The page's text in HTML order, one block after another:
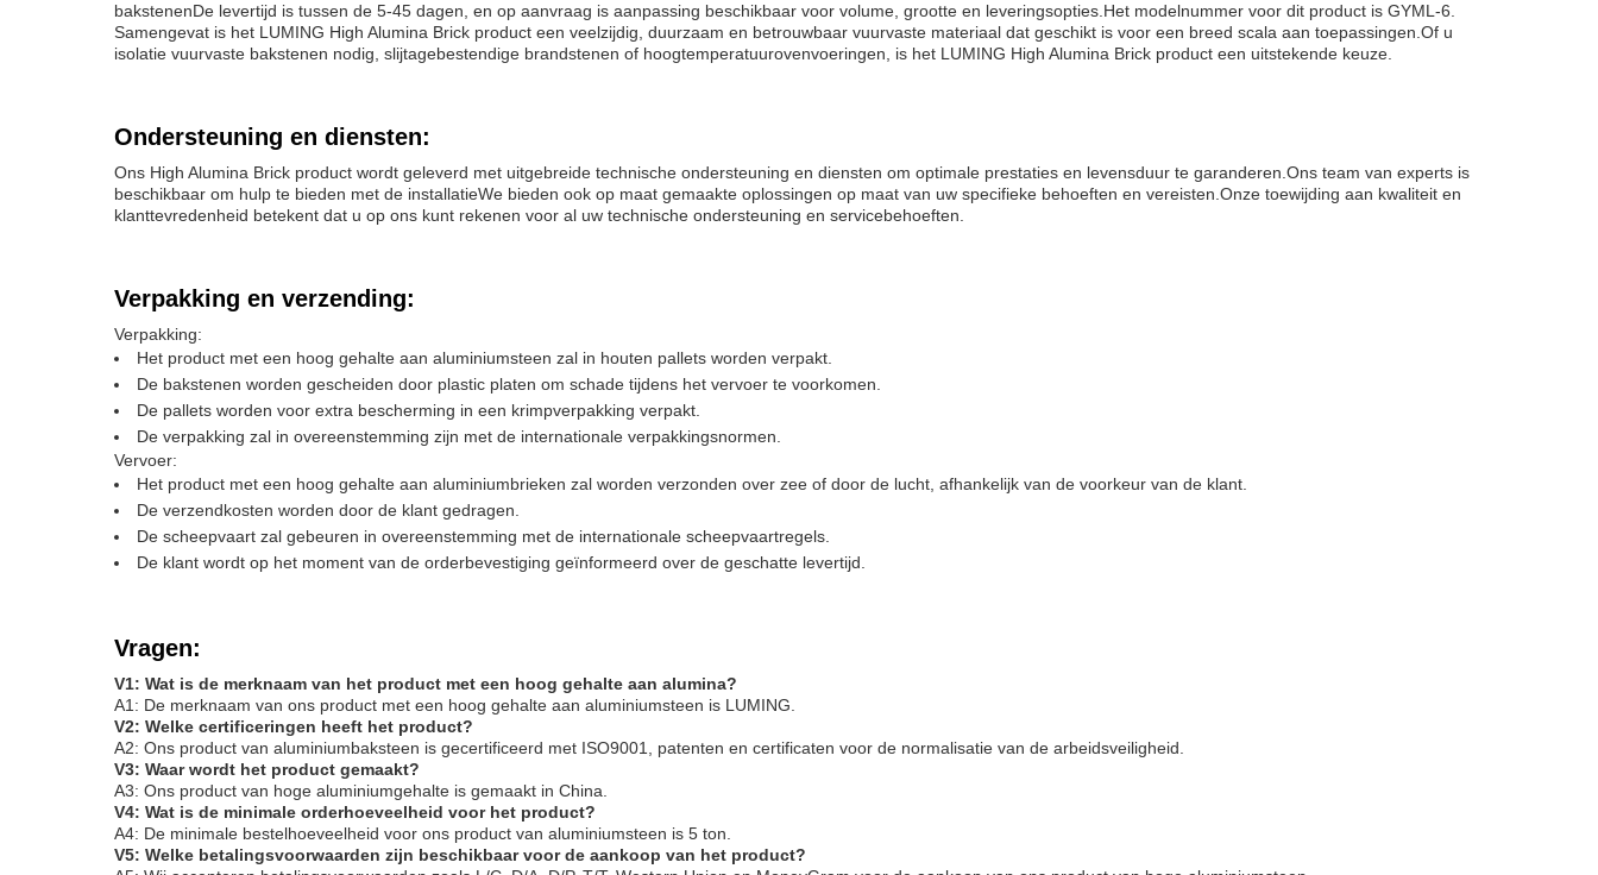
bakstenenDe levertijd is tussen de 5-45 dagen, en op aanvraag is aanpassing beschikbaar voor volume, grootte en leveringsopties.Het modelnummer voor dit product is GYML-6.
Samengevat is het LUMING High Alumina Brick product een veelzijdig, duurzaam en betrouwbaar vuurvaste materiaal dat geschikt is voor een breed scala aan toepassingen.Of u
isolatie vuurvaste bakstenen nodig, slijtagebestendige brandstenen of hoogtemperatuurovenvoeringen, is het LUMING High Alumina Brick product een uitstekende keuze.
Ondersteuning en diensten:
Ons High Alumina Brick product wordt geleverd met uitgebreide technische ondersteuning en diensten om optimale prestaties en levensduur te garanderen.Ons team van experts is
beschikbaar om hulp te bieden met de installatieWe bieden ook op maat gemaakte oplossingen op maat van uw specifieke behoeften en vereisten.Onze toewijding aan kwaliteit en
klanttevredenheid betekent dat u op ons kunt rekenen voor al uw technische ondersteuning en servicebehoeften.
Verpakking en verzending:
Verpakking:
Het product met een hoog gehalte aan aluminiumsteen zal in houten pallets worden verpakt.
De bakstenen worden gescheiden door plastic platen om schade tijdens het vervoer te voorkomen.
De pallets worden voor extra bescherming in een krimpverpakking verpakt.
De verpakking zal in overeenstemming zijn met de internationale verpakkingsnormen.
Vervoer:
Het product met een hoog gehalte aan aluminiumbrieken zal worden verzonden over zee of door de lucht, afhankelijk van de voorkeur van de klant.
De verzendkosten worden door de klant gedragen.
De scheepvaart zal gebeuren in overeenstemming met de internationale scheepvaartregels.
De klant wordt op het moment van de orderbevestiging geïnformeerd over de geschatte levertijd.
Vragen:
V1: Wat is de merknaam van het product met een hoog gehalte aan alumina?
A1: De merknaam van ons product met een hoog gehalte aan aluminiumsteen is LUMING.
V2: Welke certificeringen heeft het product?
A2: Ons product van aluminiumbaksteen is gecertificeerd met ISO9001, patenten en certificaten voor de normalisatie van de arbeidsveiligheid.
V3: Waar wordt het product gemaakt?
A3: Ons product van hoge aluminiumgehalte is gemaakt in China.
V4: Wat is de minimale orderhoeveelheid voor het product?
A4: De minimale bestelhoeveelheid voor ons product van aluminiumsteen is 5 ton.
V5: Welke betalingsvoorwaarden zijn beschikbaar voor de aankoop van het product?